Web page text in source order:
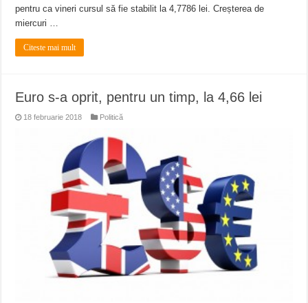
pentru ca vineri cursul să fie stabilit la 4,7786 lei. Creșterea de
miercuri …
Citeste mai mult
Euro s-a oprit, pentru un timp, la 4,66 lei
18 februarie 2018 Politică